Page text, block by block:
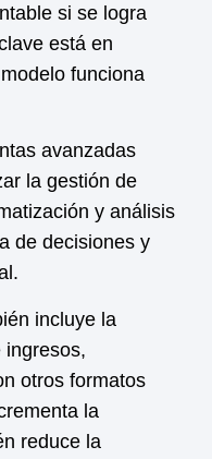
si se logra
está en
funciona
avanzadas
la gestión de
y análisis
de decisiones y
incluye la
ingresos,
otros formatos
la
reduce la